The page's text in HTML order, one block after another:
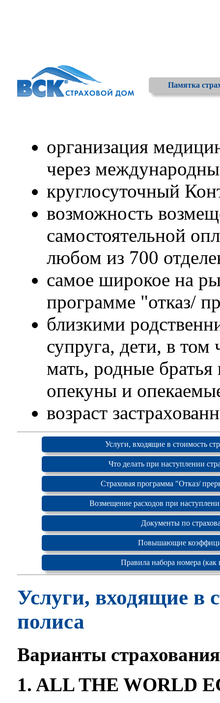
Памятка
организация
через
круглосуточный
возможность
самостоятельной
любом из 700
самое широкое на
программе "отказ/
близкими
супруга, дети, в
мать, родные
опекуны и
возраст
Услуги, входящие в стоимость
Что делать при наступлении
Страховая программа "Отказ/
Возмещение расходов при
Документы по
Повышающие
Правила набора номера (как
Услуги, входящие в
полиса
Варианты
1. ALL THE WORLD